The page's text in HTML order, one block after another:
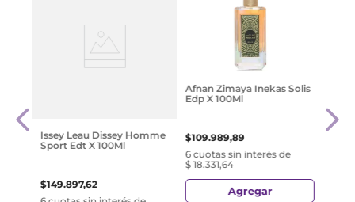
Issey Leau Dissey Homme
Sport Edt X 100Ml
$149.897,62
Afnan Zimaya Inekas Solis
Edp X 100Ml
$109.989,89
6 cuotas sin interés de
$ 18.331,64
Agregar
$